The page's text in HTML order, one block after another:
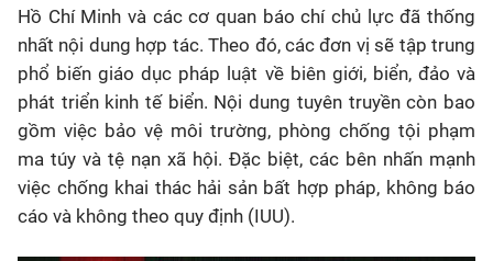
Hồ Chí Minh và các cơ quan báo chí chủ lực đã thống
nhất nội dung hợp tác. Theo đó, các đơn vị sẽ tập trung
phổ biến giáo dục pháp luật về biên giới, biển, đảo và
phát triển kinh tế biển. Nội dung tuyên truyền còn bao
gồm việc bảo vệ môi trường, phòng chống tội phạm
ma túy và tệ nạn xã hội. Đặc biệt, các bên nhấn mạnh
việc chống khai thác hải sản bất hợp pháp, không báo
cáo và không theo quy định (IUU).